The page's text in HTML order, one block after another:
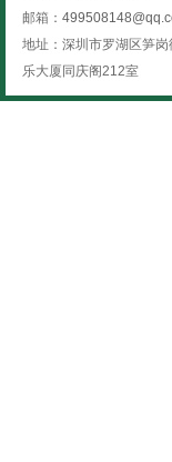
邮箱：
地址：深圳市罗湖区笋岗
乐大厦同庆阁212室